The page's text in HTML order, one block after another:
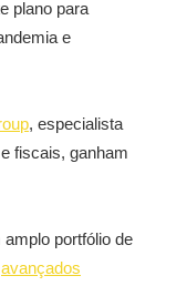
plano para
e
, especialista
fiscais, ganham
portfólio de
avançados